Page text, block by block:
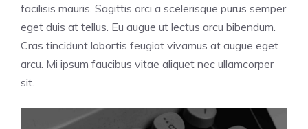
facilisis mauris. Sagittis orci a scelerisque purus semper
eget duis at tellus. Eu augue ut lectus arcu bibendum.
Cras tincidunt lobortis feugiat vivamus at augue eget
arcu. Mi ipsum faucibus vitae aliquet nec ullamcorper
sit.